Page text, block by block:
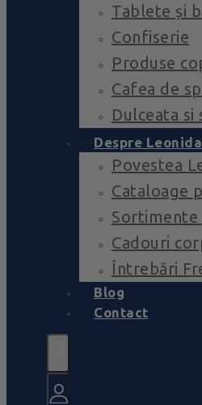
Tablete și
Confiserie
Produse
Cafea de
Dulceata si
Despre
Povestea
Cataloage
Sortimente
Cadouri
Întrebări
Blog
Contact